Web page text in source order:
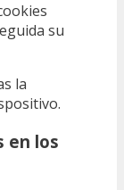
su
la
en los